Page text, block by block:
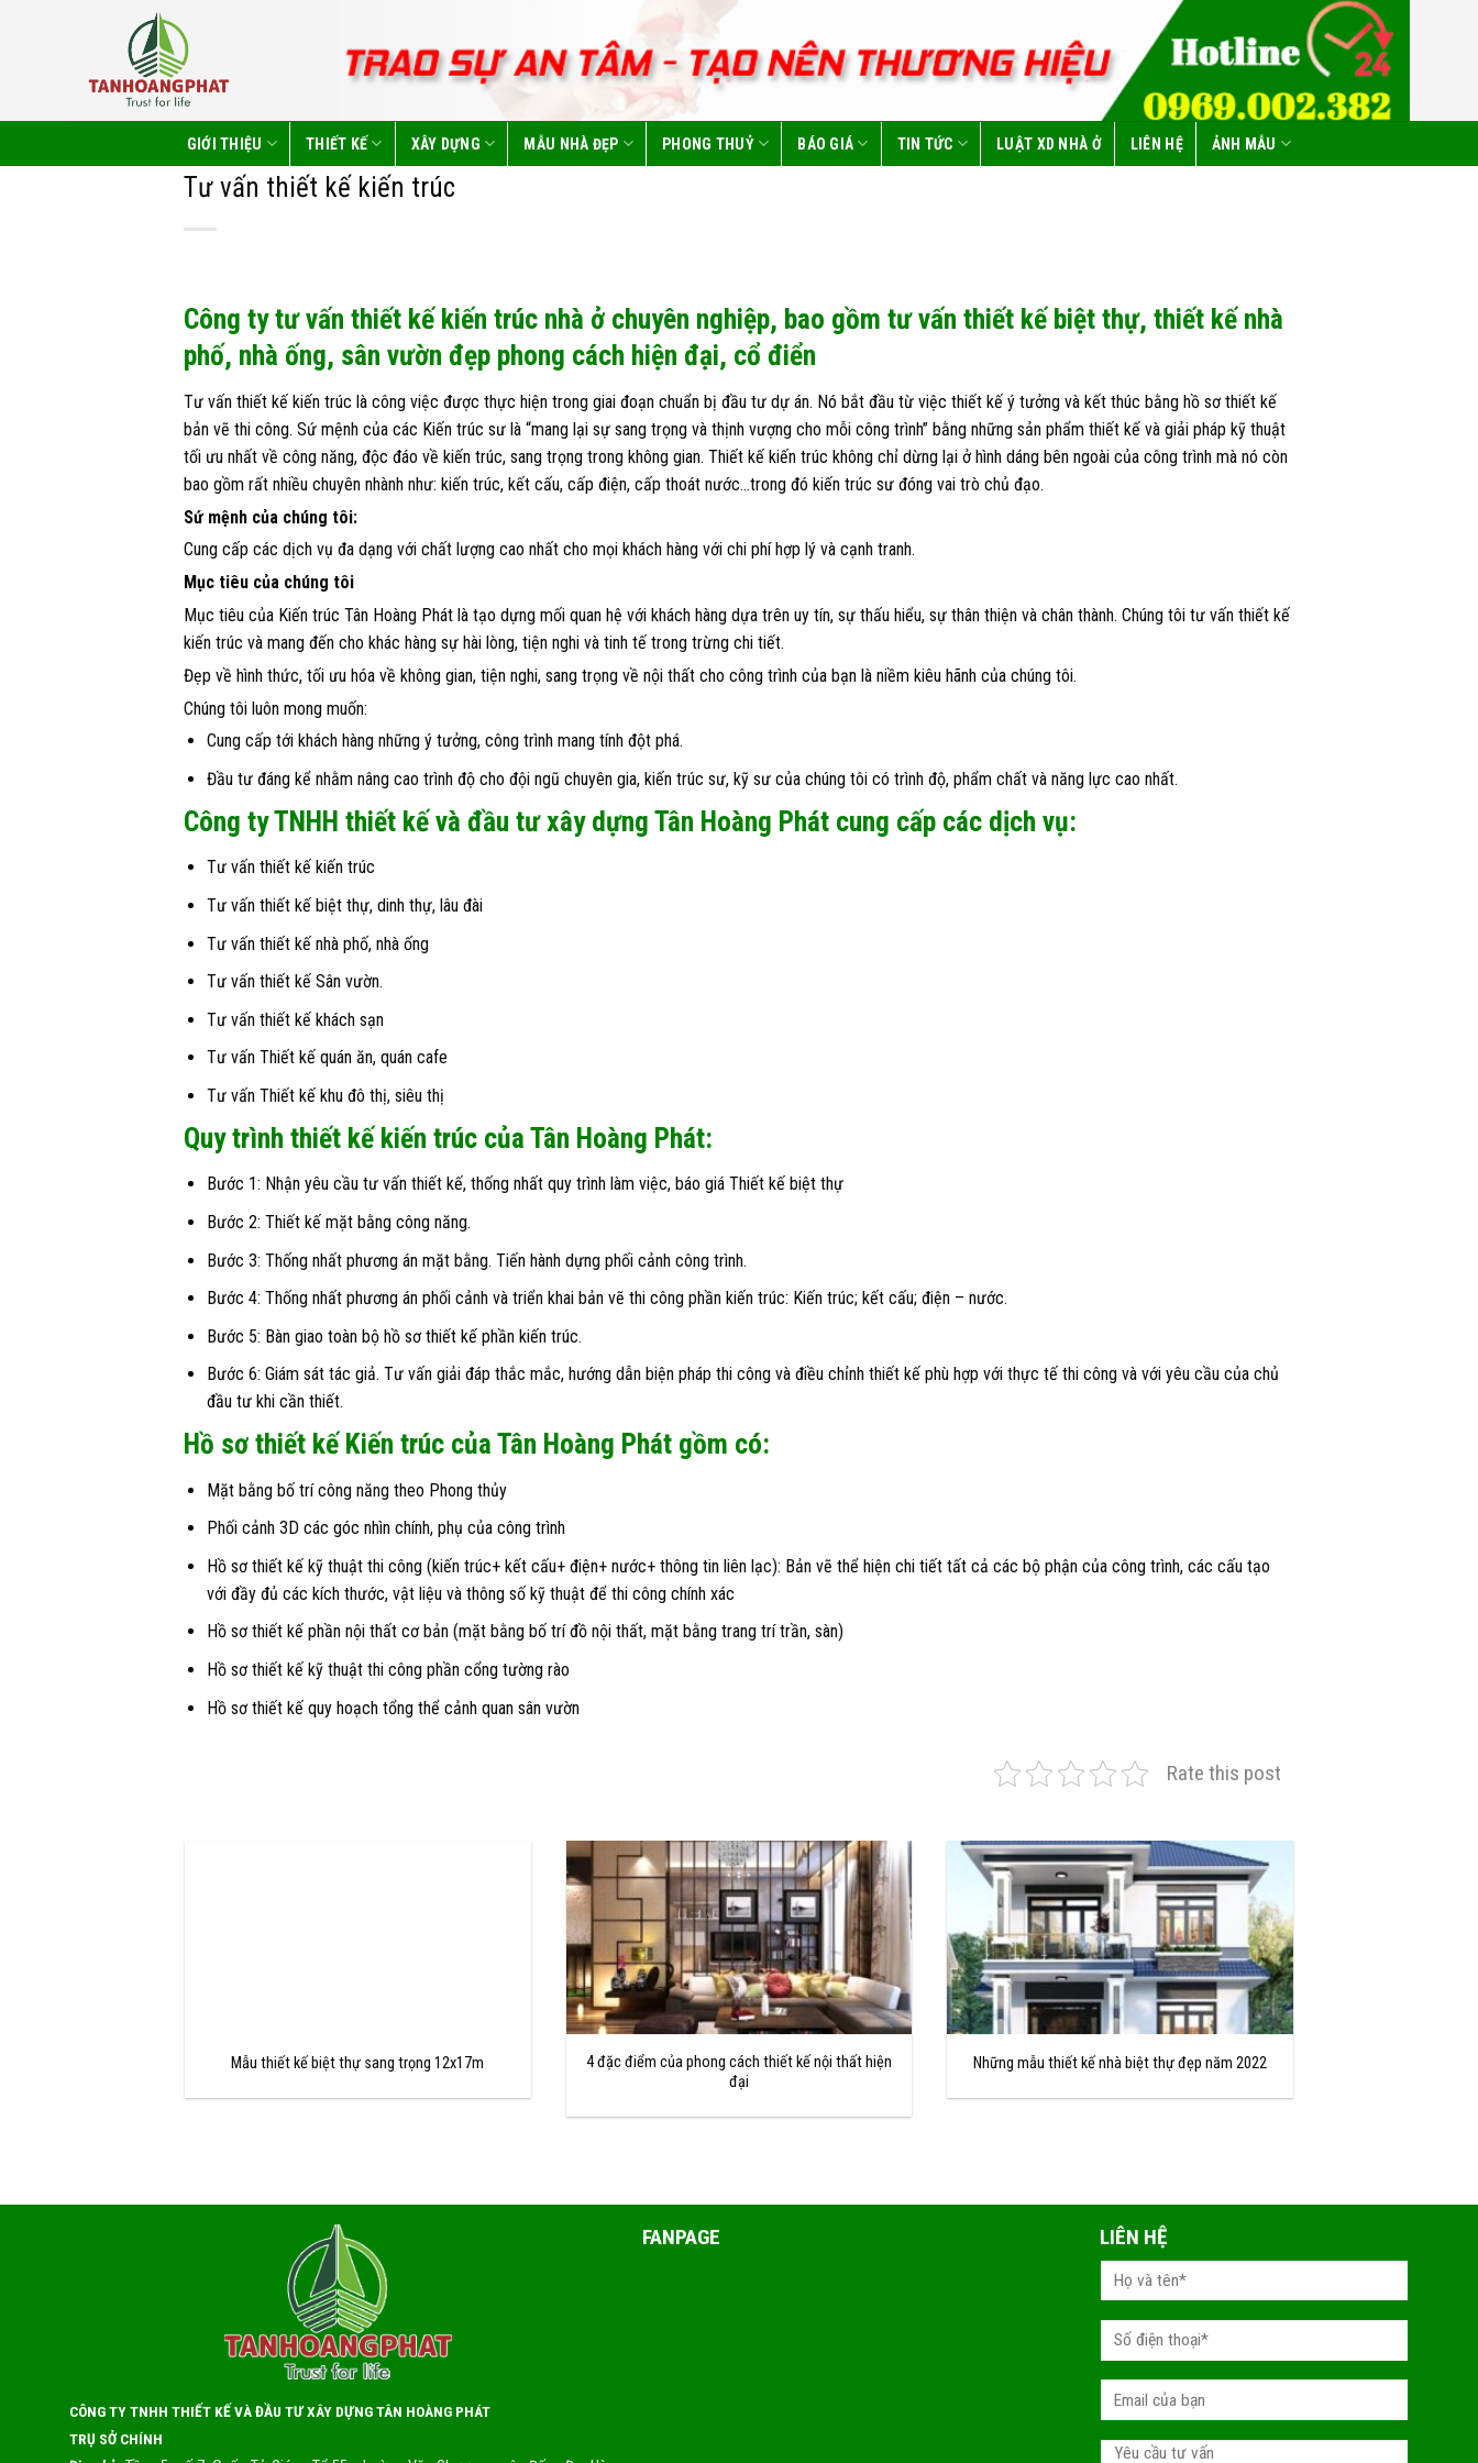
GIỚI THIỆU THIẾT KẾ XÂY DỰNG MẪU NHÀ ĐẸP PHONG THUỶ BÁO GIÁ TIN TỨC LUẬT XD NHÀ Ở LIÊN HỆ ẢNH MẪU
Tư vấn thiết kế kiến trúc
Công ty tư vấn thiết kế kiến trúc nhà ở chuyên nghiệp, bao gồm tư vấn thiết kế biệt thự, thiết kế nhà
phố, nhà ống, sân vườn đẹp phong cách hiện đại, cổ điển
Tư vấn thiết kế kiến trúc là công việc được thực hiện trong giai đoạn chuẩn bị đầu tư dự án. Nó bắt đầu từ việc thiết kế ý tưởng và kết thúc bằng hồ sơ thiết kế
bản vẽ thi công. Sứ mệnh của các Kiến trúc sư là “mang lại sự sang trọng và thịnh vượng cho mỗi công trình” bằng những sản phẩm thiết kế và giải pháp kỹ thuật
tối ưu nhất về công năng, độc đáo về kiến trúc, sang trọng trong không gian. Thiết kế kiến trúc không chỉ dừng lại ở hình dáng bên ngoài của công trình mà nó còn
bao gồm rất nhiều chuyên nhành như: kiến trúc, kết cấu, cấp điện, cấp thoát nước…trong đó kiến trúc sư đóng vai trò chủ đạo.
Sứ mệnh của chúng tôi:
Cung cấp các dịch vụ đa dạng với chất lượng cao nhất cho mọi khách hàng với chi phí hợp lý và cạnh tranh.
Mục tiêu của chúng tôi
Mục tiêu của Kiến trúc Tân Hoàng Phát là tạo dựng mối quan hệ với khách hàng dựa trên uy tín, sự thấu hiểu, sự thân thiện và chân thành. Chúng tôi tư vấn thiết kế
kiến trúc và mang đến cho khác hàng sự hài lòng, tiện nghi và tinh tế trong trừng chi tiết.
Đẹp về hình thức, tối ưu hóa về không gian, tiện nghi, sang trọng về nội thất cho công trình của bạn là niềm kiêu hãnh của chúng tôi.
Chúng tôi luôn mong muốn:
Cung cấp tới khách hàng những ý tưởng, công trình mang tính đột phá.
Đầu tư đáng kể nhằm nâng cao trình độ cho đội ngũ chuyên gia, kiến trúc sư, kỹ sư của chúng tôi có trình độ, phẩm chất và năng lực cao nhất.
Công ty TNHH thiết kế và đầu tư xây dựng Tân Hoàng Phát cung cấp các dịch vụ:
Tư vấn thiết kế kiến trúc
Tư vấn thiết kế biệt thự, dinh thự, lâu đài
Tư vấnthiết kế nhà phố, nhà ống
Tư vấn thiết kế Sân vườn.
Tư vấn thiết kế khách sạn
Tư vấn Thiết kế quán ăn, quán cafe
Tư vấn Thiết kế khu đô thị, siêu thị
Quy trình thiết kế kiến trúc của Tân Hoàng Phát:
Bước 1: Nhận yêu cầu tư vấn thiết kế, thống nhất quy trình làm việc,báo giá Thiết kế biệt thự
Bước 2: Thiết kế mặt bằng công năng.
Bước 3: Thống nhất phương án mặt bằng. Tiến hành dựng phối cảnh công trình.
Bước 4: Thống nhất phương án phối cảnh và triển khai bản vẽ thi công phần kiến trúc: Kiến trúc; kết cấu; điện – nước.
Bước 5: Bàn giao toàn bộ hồ sơ thiết kế phần kiến trúc.
Bước 6: Giám sát tác giả. Tư vấn giải đáp thắc mắc, hướng dẫn biện pháp thi công và điều chỉnh thiết kế phù hợp với thực tế thi công và với yêu cầu của chủ
đầu tư khi cần thiết.
Hồ sơ thiết kế Kiến trúc của Tân Hoàng Phát gồm có:
Mặt bằng bố trí công năng theo Phong thủy
Phối cảnh 3D các góc nhìn chính, phụ của công trình
Hồ sơ thiết kế kỹ thuật thi công (kiến trúc+ kết cấu+ điện+ nước+ thông tin liên lạc): Bản vẽ thể hiện chi tiết tất cả các bộ phận của công trình, các cấu tạo
với đầy đủ các kích thước, vật liệu và thông số kỹ thuật để thi công chính xác
Hồ sơ thiết kế phần nội thấtcơ bản (mặt bằng bố trí đồ nội thất, mặt bằng trang trí trần, sàn)
Hồ sơ thiết kế kỹ thuật thi công phần cổng tường rào
Hồ sơ thiết kế quy hoạch tổng thể cảnh quan sân vườn
Rate this post
Mẫu thiết kế biệt thự sang trọng 12x17m
4 đặc điểm của phong cách thiết kế nội thất hiện
đại
Những mẫu thiết kế nhà biệt thự đẹp năm 2022
CÔNG TY TNHH THIẾT KẾ VÀ ĐẦU TƯ XÂY DỰNG TÂN HOÀNG PHÁT
TRỤ SỞ CHÍNH
FANPAGE LIÊN HỆ